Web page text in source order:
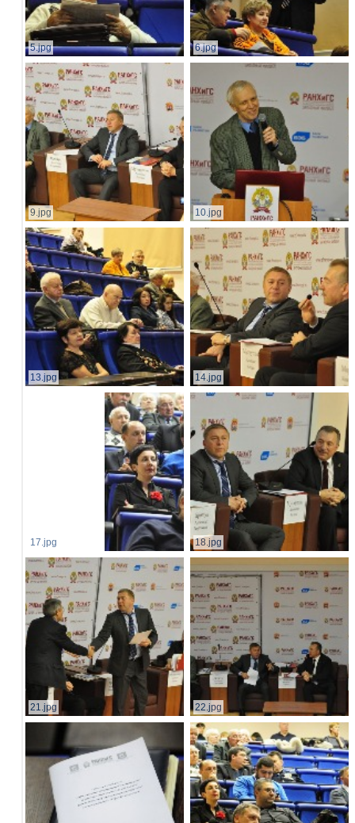
5.jpg 6.jpg
9.jpg 10.jpg
13.jpg 14.jpg
17.jpg 18.jpg
21.jpg 22.jpg